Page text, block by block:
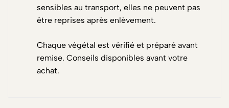
sensibles au transport, elles ne peuvent pas
être reprises après enlèvement.
Chaque végétal est vérifié et préparé avant
remise. Conseils disponibles avant votre
achat.